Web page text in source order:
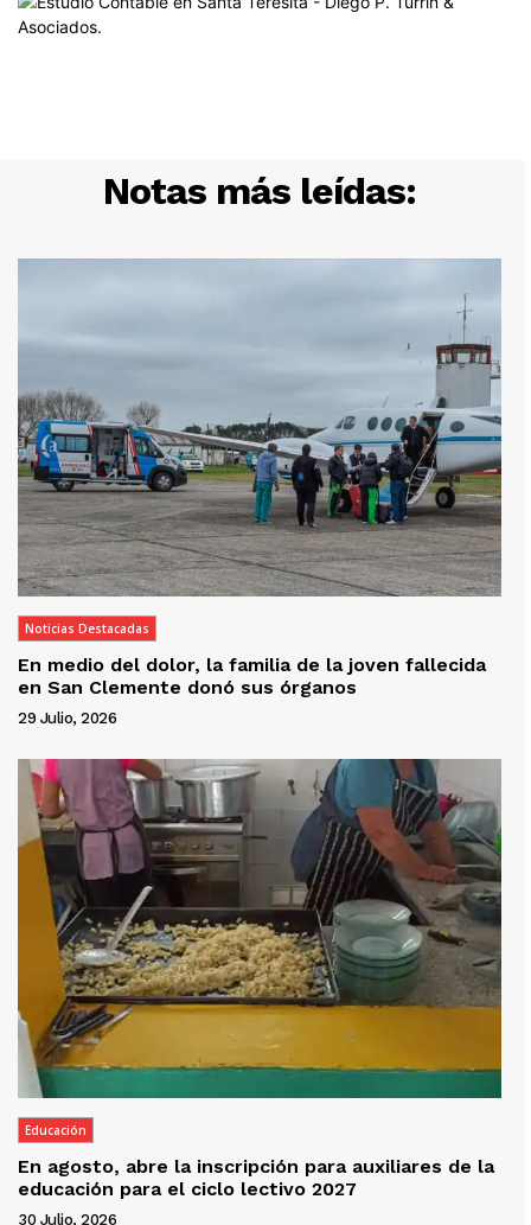
Notas más leídas:
Noticias Destacadas
En medio del dolor, la familia de la joven fallecida
en San Clemente donó sus órganos
29 Julio, 2026
Educación
En agosto, abre la inscripción para auxiliares de la
educación para el ciclo lectivo 2027
30 Julio, 2026